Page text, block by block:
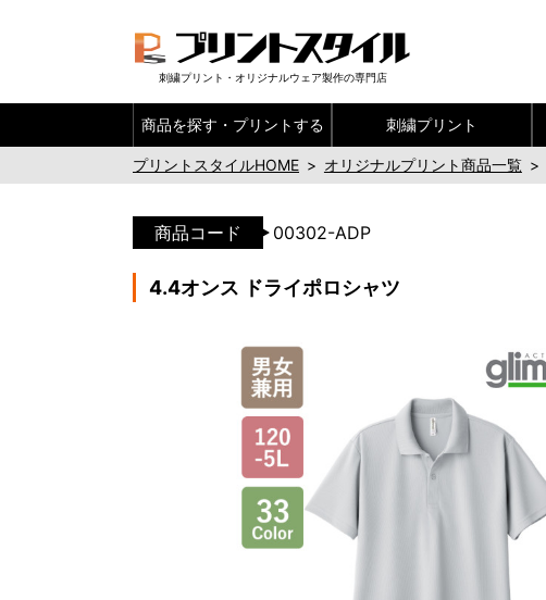
刺繍プリント・オリジナルウェア製作の専門店
商品を探す・ プリントする 刺繍プリント
プリントスタイルHOME > オリジナルプリント商品一覧 >
商品コード 00302-ADP
4.4オンス ドライポロシャツ